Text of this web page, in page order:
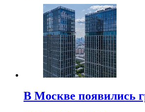
В Москве появились